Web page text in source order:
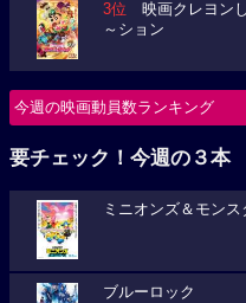
3位 映画クレヨン
～ション
今週の映画動員数ランキング
要チェック！今週の３本
ミニオンズ＆モンス
ブルーロック